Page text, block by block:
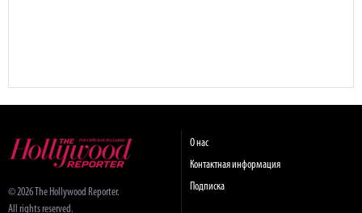
© 2026 The Hollywood Reporter.
All rights reserved.
О нас
Контактная информация
Подписка